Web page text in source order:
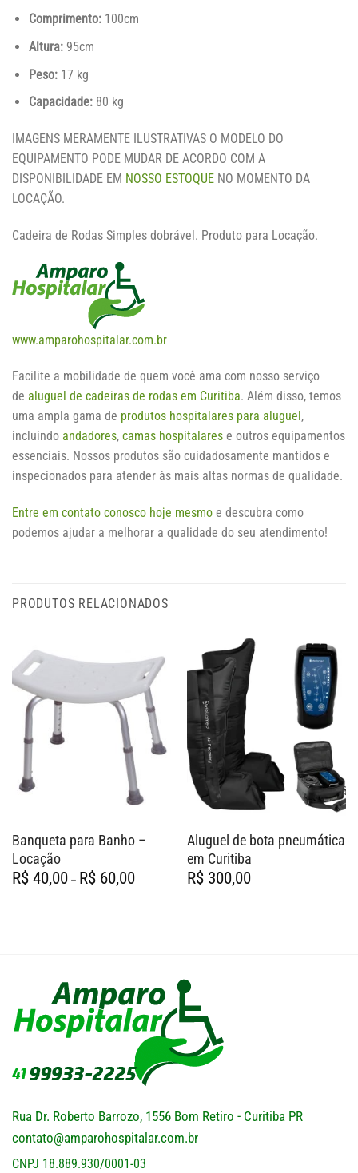
Comprimento:100cm
Altura:95cm
Peso:17 kg
Capacidade:80 kg
IMAGENS MERAMENTE ILUSTRATIVAS O MODELO DO
EQUIPAMENTO PODE MUDAR DE ACORDO COM A
DISPONIBILIDADE EM NOSSO ESTOQUE NO MOMENTO DA
LOCAÇÃO.
Cadeira de Rodas Simples dobrável. Produto para Locação.
www.amparohospitalar.com.br
Facilite a mobilidade de quem você ama com nosso serviço
de aluguel de cadeiras de rodas em Curitiba. Além disso, temos
uma ampla gama de produtos hospitalares para aluguel ,
incluindo andadores, camas hospitalares e outros equipamentos
essenciais. Nossos produtos são cuidadosamente mantidos e
inspecionados para atender às mais altas normas de qualidade.
Entre em contato conosco hoje mesmo e descubra como
podemos ajudar a melhorar a qualidade do seu atendimento!
PRODUTOS RELACIONADOS
Banqueta para Banho –
Locação
R$40,00 – R$60,00Faixa
de
Aluguel de bota pneumática
em Curitiba
R$300,00
Rua Dr. Roberto Barrozo, 1556 Bom Retiro - Curitiba PR
contato@amparohospitalar.com.br
CNPJ 18.889.930/0001-03